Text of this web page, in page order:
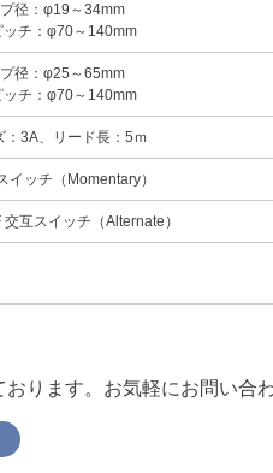
径：φ19～34mm
ッチ：φ70～140mm
径：φ25～65mm
ッチ：φ70～140mm
：3A、リード長：5ｍ
イッチ（Momentary）
互スイッチ（Alternate）
ります。お気軽にお問い合わ